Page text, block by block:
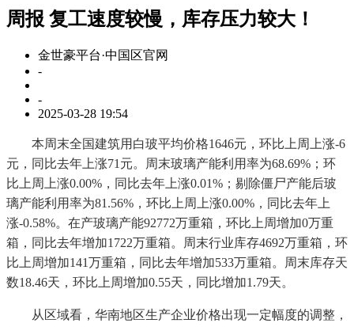
周报 复工速度较慢，库存压力较大！
金世豪平台·中国区官网
-
-
2025-03-28 19:54
本周末全国建筑用白玻平均价格1646元，环比上周上涨-6
元，同比去年上涨71元。周末玻璃产能利用率为68.69%；环
比上周上涨0.00%，同比去年上涨0.01%；剔除僵尸产能后玻
璃产能利用率为81.56%，环比上周上涨0.00%，同比去年上
涨-0.58%。在产玻璃产能92772万重箱，环比上周增加0万重
箱，同比去年增加1722万重箱。周末行业库存4692万重箱，环
比上周增加141万重箱，同比去年增加533万重箱。周末库存天
数18.46天，环比上周增加0.55天，同比增加1.79天。
从区域看，华南地区生产企业价格出现一定幅度的调整，